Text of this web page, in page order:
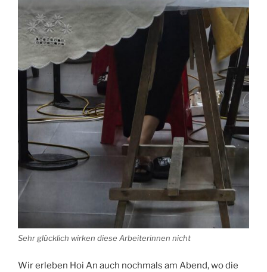
Sehr glücklich wirken diese Arbeiterinnen nicht
Wir erleben Hoi An auch nochmals am Abend, wo die